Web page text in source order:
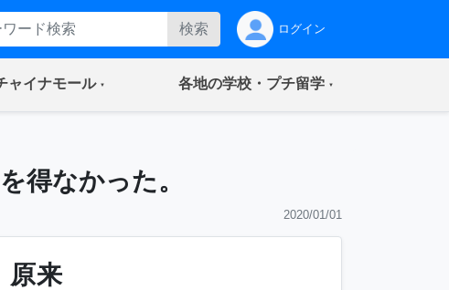
検索 ログイン
ャイナモール(current) 各地の学校・プチ留学(current)
得なかった。
2020/01/01
原来